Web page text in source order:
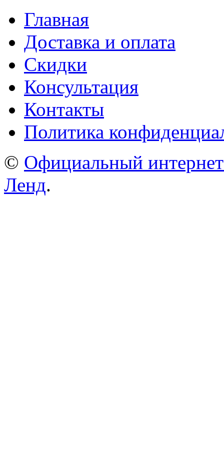
Главная
Доставка и оплата
Скидки
Консультация
Контакты
Политика
© Официальный
Ленд.